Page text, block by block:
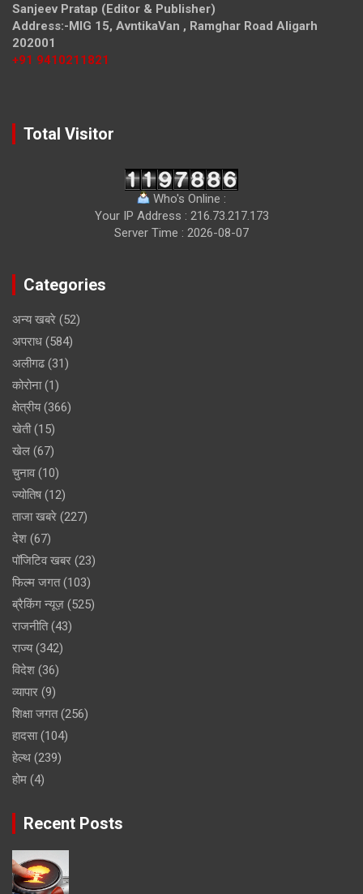
Sanjeev Pratap (Editor & Publisher)
Address:-MIG 15, AvntikaVan , Ramghar Road Aligarh
202001
+91 9410211821
Total Visitor
Who's Online :
Your IP Address : 216.73.217.173
Server Time : 2026-08-07
Categories
अन्य खबरे (52)
अपराध (584)
अलीगढ(31)
कोरोना(1)
क्षेत्रीय(366)
खेती(15)
खेल (67)
चुनाव(10)
ज्योतिष(12)
ताजा खबरे (227)
देश (67)
पॉजिटिव खबर (23)
फिल्म जगत(103)
ब्रैकिंग न्यूज़ (525)
राजनीति(43)
राज्य(342)
विदेश (36)
व्यापार (9)
शिक्षा जगत(256)
हादसा(104)
हेल्थ (239)
होम (4)
Recent Posts